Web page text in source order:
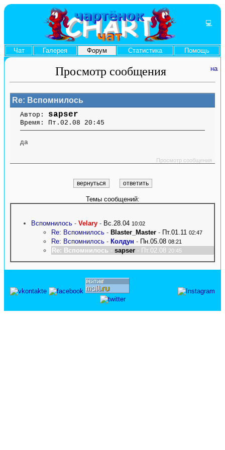
💻
Чат Галерея Форум Статистика Помощь
Просмотр сообщения
Re: Вспомнилось
Автор: sapser
Время: Пт.02.08 20:45
да
Просмотр сообщения
Темы сообщений:
Вспомнилось - Velary - Вс.28.04 10:02
Re: Вспомнилось - Blaster_Master - Пт.01.11 02:47
Re: Вспомнилось - Колдун - Пн.05.08 08:21
Re: Вспомнилось - sapser - Пт.02.08 20:45